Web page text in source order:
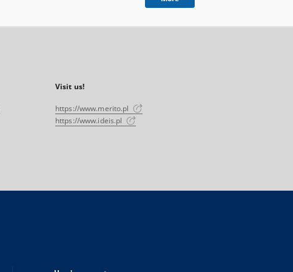
Visit us!
https://www.merito.pl
https://www.ideis.pl